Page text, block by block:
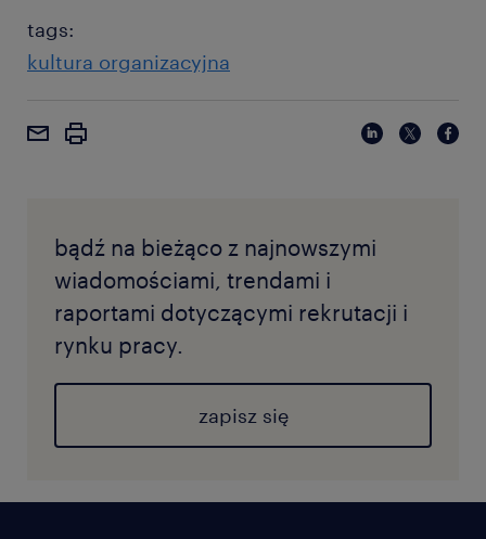
tags:
kultura organizacyjna
bądź na bieżąco z najnowszymi
wiadomościami, trendami i
raportami dotyczącymi rekrutacji i
rynku pracy.
zapisz się